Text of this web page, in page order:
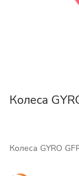
Колеса
Колеса GYRO